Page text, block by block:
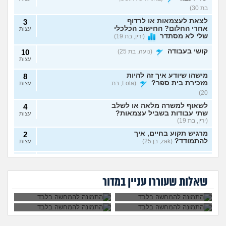
בת 30)
לצאת לעצמאות או לרדוף
אחרי החלום? החישוב הכלכלי
שלי לא מסתדר
(ירין, בת 19)
3
עצות
קושי בעבודה (נועה, בת 25) 10
עצות
מישהו שיודע איך זה להיות
מזכירת בית ספר?
(Lola, בת
20)
8
עצות
לשאוף למשרה מלאה או לשלב
שתי עבודות בשביל עצמאות?
(ירין, בת 19)
4
עצות
מרגיש תקוע בחיים, איך
להתמודד? (zak, בן 25)
2
עצות
איך לעשות כסף מתמונות של
בלי שיגלו אותי?
(אליס, בת
20)
7
ניסיתי כמעט הכול בקשר
לעבודה סלאש לימודים
מרגישה שאין עתיד (אנונימית, בת
עצות
שאלות שעוררו עניין במדור
יכולים לפטר אותי כי
בקפה לאחד
העובדים?
הגשתי ציפיית שכר
לי יותר ניסיון, למה
הוא מקבל שכר גבוה
יותר?
אני מעצבת גרפית,
האם AI באמת יקח לי
את העבודה בסוף?
ללכת להפגין? זה
בעתיד?